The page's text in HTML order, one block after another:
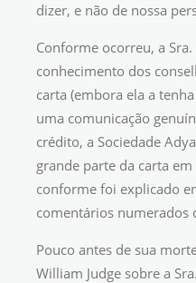
dizer, e não de nossa
Conforme ocorreu, a
conhecimento dos
carta (embora ela a
uma comunicação
crédito, a Sociedade
grande parte da carta
conforme foi explicado
comentários numerados
Pouco antes de sua
William Judge sobre a